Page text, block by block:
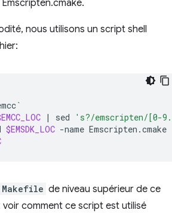
nous utilisons un script shell
`
| sed
's?/emscripten/[0-
$EMSDK_LOC -name Emscripten.cmake
Makefile de niveau supérieur de ce
comment ce script est utilisé